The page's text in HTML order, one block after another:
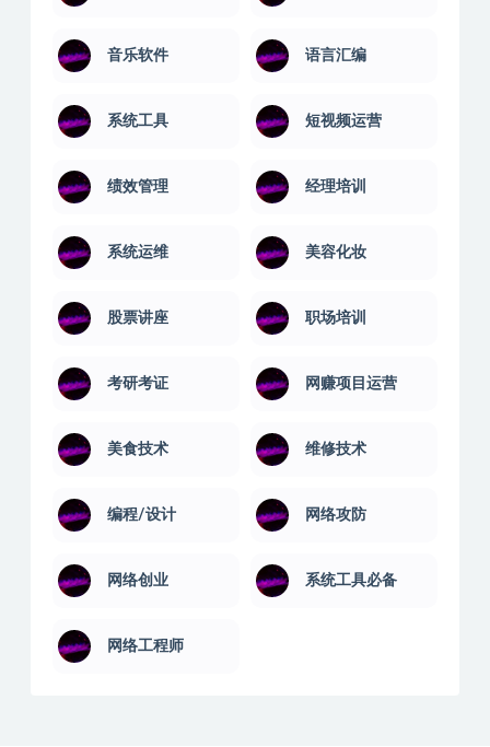
音乐软件 语言汇编
系统工具 短视频运营
绩效管理 经理培训
系统运维 美容化妆
股票讲座 职场培训
考研考证 网赚项目运营
美食技术 维修技术
编程/设计 网络攻防
网络创业 系统工具必备
网络工程师